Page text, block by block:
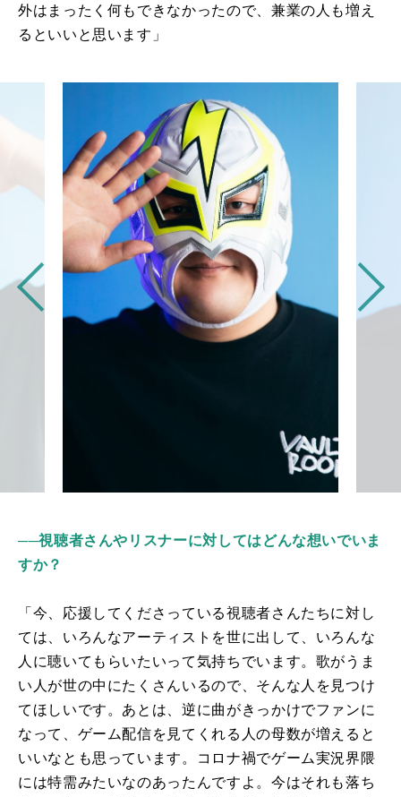
外はまったく何もできなかったので、兼業の人も増え
るといいと思います」
──視聴者さんやリスナーに対してはどんな想いでいま
すか？
「今、応援してくださっている視聴者さんたちに対し
ては、いろんなアーティストを世に出して、いろんな
人に聴いてもらいたいって気持ちでいます。歌がうま
い人が世の中にたくさんいるので、そんな人を見つけ
てほしいです。あとは、逆に曲がきっかけでファンに
なって、ゲーム配信を見てくれる人の母数が増えると
いいなとも思っています。コロナ禍でゲーム実況界隈
には特需みたいなのあったんですよ。今はそれも落ち